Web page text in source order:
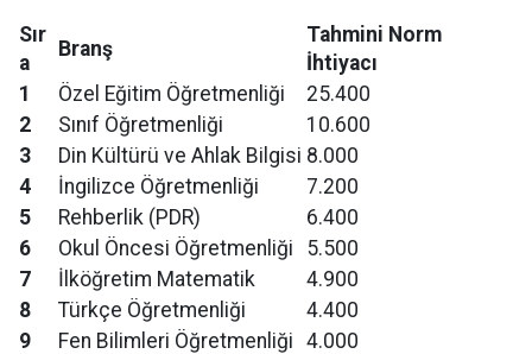
Sır
a
Branş
Tahmini Norm
İhtiyacı
1
Özel Eğitim Öğretmenliği
25.400
2
Sınıf Öğretmenliği
10.600
3
Din Kültürü ve Ahlak Bilgisi 8.000
4
İngilizce Öğretmenliği
7.200
5
Rehberlik (PDR)
6.400
6
Okul Öncesi Öğretmenliği
5.500
7
İlköğretim Matematik
4.900
8
Türkçe Öğretmenliği
4.400
9
Fen Bilimleri Öğretmenliği 4.000